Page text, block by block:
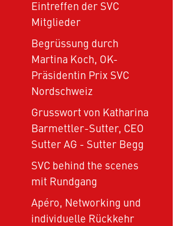
Eintreffen der SVC
Mitglieder
Begrüssung durch
Martina Koch, OK-
Präsidentin Prix SVC
Nordschweiz
Grusswort von Katharina
Barmettler-Sutter, CEO
Sutter AG - Sutter Begg
SVC behind the scenes
mit Rundgang
Apéro, Networking und
individuelle Rückkehr